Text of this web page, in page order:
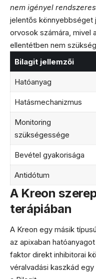
nem igényel
jelentős könnyebbséget
orvosok számára, mivel
ellentétben nem
Bilagit jellemzői
Hatóanyag
Hatásmechanizmus
Monitoring
szükségessége
Bevétel gyakorisága
Antidótum
A Kreon
terápiában
A Kreon egy másik
az apixaban
faktor direkt inhibitorai
véralvadási kaszkád